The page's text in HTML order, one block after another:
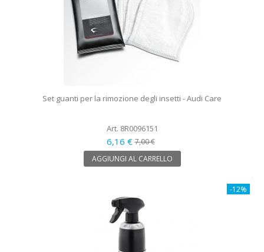
Set guanti per la rimozione degli insetti - Audi Care
Art. 8R0096151
6,16 €7,00 €
AGGIUNGI AL CARRELLO
-12%